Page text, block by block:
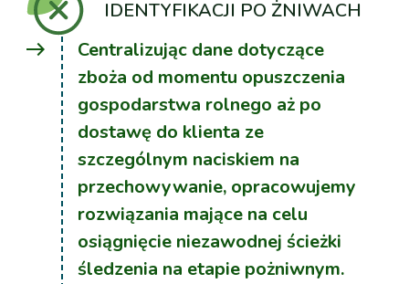
IDENTYFIKACJI PO ŻNIWACH
east
Centralizując dane dotyczące
zboża od momentu opuszczenia
gospodarstwa rolnego aż po
dostawę do klienta ze
szczególnym naciskiem na
przechowywanie, opracowujemy
rozwiązania mające na celu
osiągnięcie niezawodnej ścieżki
śledzenia na etapie pożniwnym.